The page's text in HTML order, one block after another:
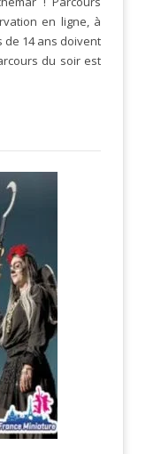
en ligne, à
14 ans doivent
du soir est